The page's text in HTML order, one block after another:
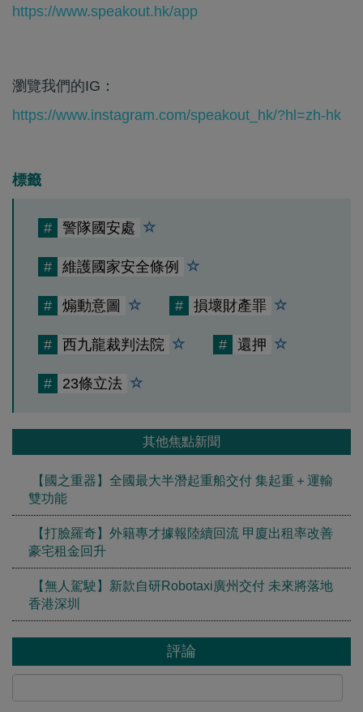
https://www.speakout.hk/app
瀏覽我們的IG：
https://www.instagram.com/speakout_hk/?hl=zh-hk
標籤
# 警隊國安處
# 維護國家安全條例
# 煽動意圖 # 損壞財產罪
# 西九龍裁判法院 # 還押
# 23條立法
其他焦點新聞
【國之重器】全國最大半潛起重船交付 集起重＋運輸
雙功能
【打臉羅奇】外籍專才據報陸續回流 甲廈出租率改善
豪宅租金回升
【無人駕駛】新款自研Robotaxi廣州交付 未來將落地
香港深圳
評論